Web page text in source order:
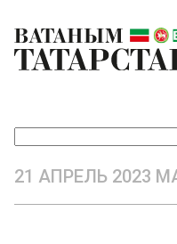
21 АПРЕЛЬ 2023